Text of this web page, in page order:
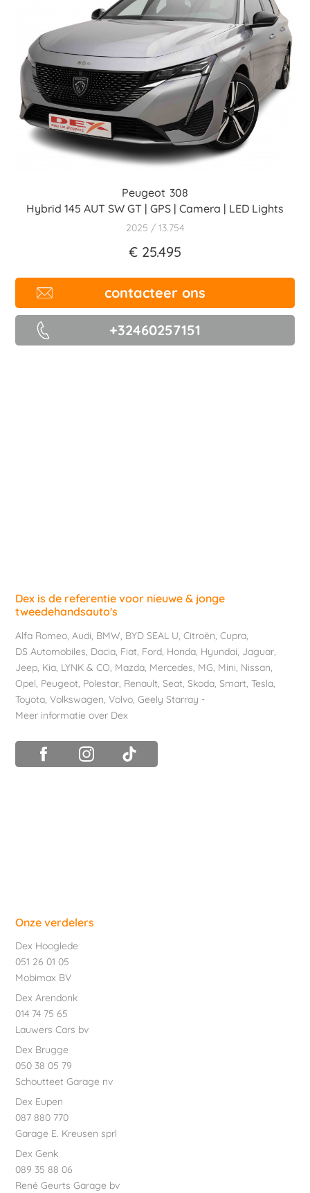
Peugeot 308
Hybrid 145 AUT SW GT | GPS | Camera | LED Lights
2025 13.754
€ 25.495
contacteer ons
+32460257151
Dex is de referentie voor nieuwe & jonge
tweedehandsauto's
Alfa Romeo,Audi, BMW, BYD SEAL U,Citroën,Cupra,
DS Automobiles, Dacia, Fiat, Ford, Honda, Hyundai, Jaguar,
Jeep, Kia, LYNK & CO, Mazda, Mercedes, MG, Mini, Nissan,
Opel, Peugeot, Polestar, Renault,Seat,Skoda,Smart,Tesla,
Toyota,Volkswagen,Volvo,Geely Starray -
Meer informatie over Dex
Onze verdelers
Dex Hooglede
051 26 01 05
Mobimax BV
Dex Arendonk
014 74 75 65
Lauwers Cars bv
Dex Brugge
050 38 05 79
Schoutteet Garage nv
Dex Eupen
087 880 770
Garage E. Kreusen sprl
Dex Genk
089 35 88 06
René Geurts Garage bv